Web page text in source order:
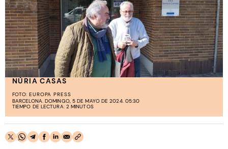
NÚRIA CASAS
FOTO: EUROPA PRESS
BARCELONA. DOMINGO, 5 DE MAYO DE 2024. 05:30
TIEMPO DE LECTURA: 2 MINUTOS